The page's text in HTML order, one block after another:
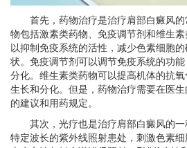
首先，药物治疗是治疗肩部白癜风的
物包括激素类药物、免疫调节剂和维生
以抑制免疫系统的活性，减少色素细胞
状。免疫调节剂可以调节免疫系统的功
分化。维生素类药物可以提高机体的抗
生长和分化。但是，药物治疗需要在医
的建议和用药规定。
其次，光疗也是治疗肩部白癜风的一
特定波长的紫外线照射患处，刺激色素